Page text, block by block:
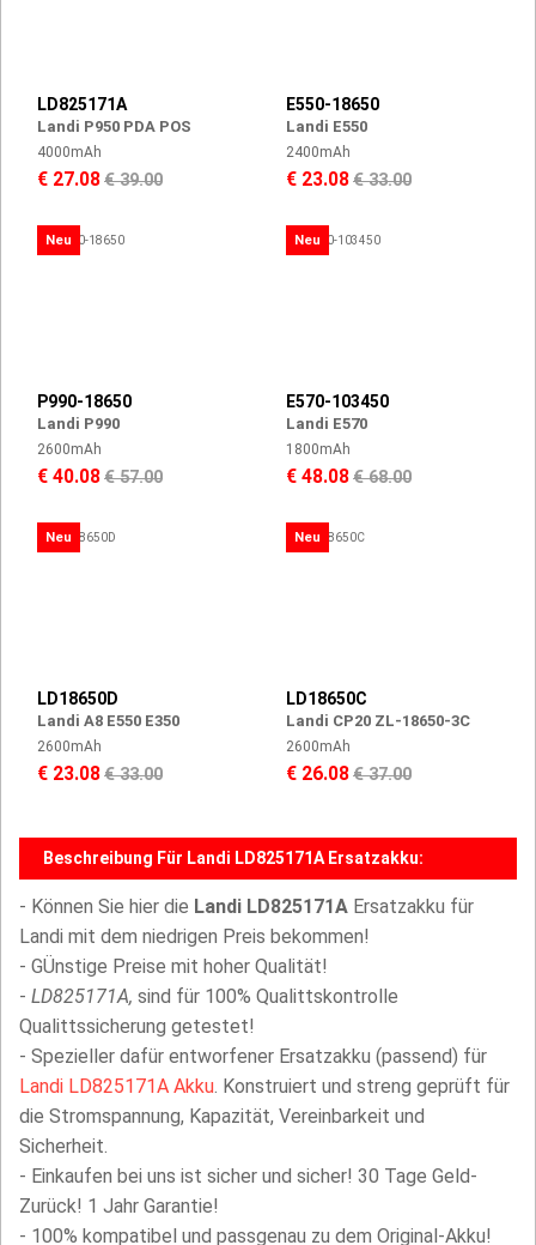
LD825171A
Landi P950 PDA POS
4000mAh
€ 27.08€ 39.00
E550-18650
Landi E550
2400mAh
€ 23.08€ 33.00
Neu
P990-18650
Landi P990
2600mAh
€ 40.08€ 57.00
Neu
E570-103450
Landi E570
1800mAh
€ 48.08€ 68.00
Neu
LD18650D
Landi A8 E550 E350
2600mAh
€ 23.08€ 33.00
Neu
LD18650C
Landi CP20 ZL-18650-3C
2600mAh
€ 26.08€ 37.00
Beschreibung Für Landi LD825171A Ersatzakku:
- Können Sie hier die Landi LD825171A Ersatzakku für
Landi mit dem niedrigen Preis bekommen!
- GÜnstige Preise mit hoher Qualität!
- LD825171A, sind für 100% Qualittskontrolle
Qualittssicherung getestet!
- Spezieller dafür entworfener Ersatzakku (passend) für
Landi LD825171A Akku . Konstruiert und streng geprüft für
die Stromspannung, Kapazität, Vereinbarkeit und
Sicherheit.
- Einkaufen bei uns ist sicher und sicher! 30 Tage Geld-
Zurück! 1 Jahr Garantie!
- 100% kompatibel und passgenau zu dem Original-Akku!